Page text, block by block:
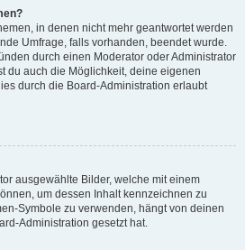
in denen nicht mehr geantwortet werden
Umfrage, falls vorhanden, beendet wurde.
durch einen Moderator oder Administrator
du auch die Möglichkeit, deine eigenen
durch die Board-Administration erlaubt
ausgewählte Bilder, welche mit einem
um dessen Inhalt kennzeichnen zu
Symbole zu verwenden, hängt von deinen
Administration gesetzt hat.